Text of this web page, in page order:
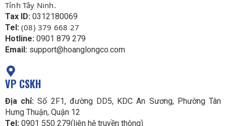
Tỉnh Tây Ninh.
Tax ID: 0312180069
Tel: (08) 379 668 27
Hotline: 0901 879 279
Email: support@hoanglongco.com
VP CSKH
Địa chỉ: Số 2F1, đường DD5, KDC An Sương, Phường Tân
Hưng Thuận, Quận 12
Tel: 0901 550 279(liên hệ truyền thông)